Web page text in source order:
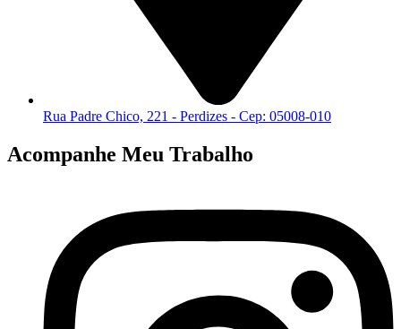
Rua Padre Chico, 221 - Perdizes - Cep: 05008-010
Acompanhe Meu Trabalho